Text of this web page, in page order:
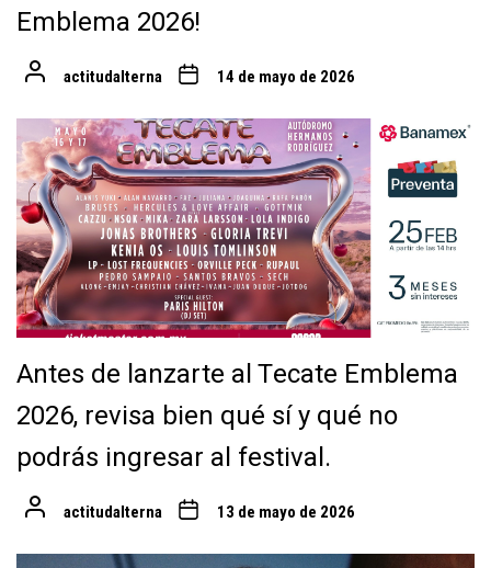
Emblema 2026!
actitudalterna 14 de mayo de 2026
Antes de lanzarte al Tecate Emblema
2026, revisa bien qué sí y qué no
podrás ingresar al festival.
actitudalterna 13 de mayo de 2026